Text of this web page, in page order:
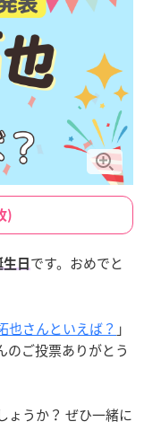
)
日 です。おめでと
也さんといえば？ 」
のご投票ありがとう
ょうか？ ぜひ一緒に